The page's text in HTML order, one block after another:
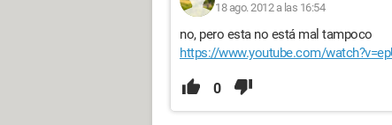
18 ago. 2012 a las 16:54
no, pero esta no está mal tampoco
https://www.youtube.com/
0